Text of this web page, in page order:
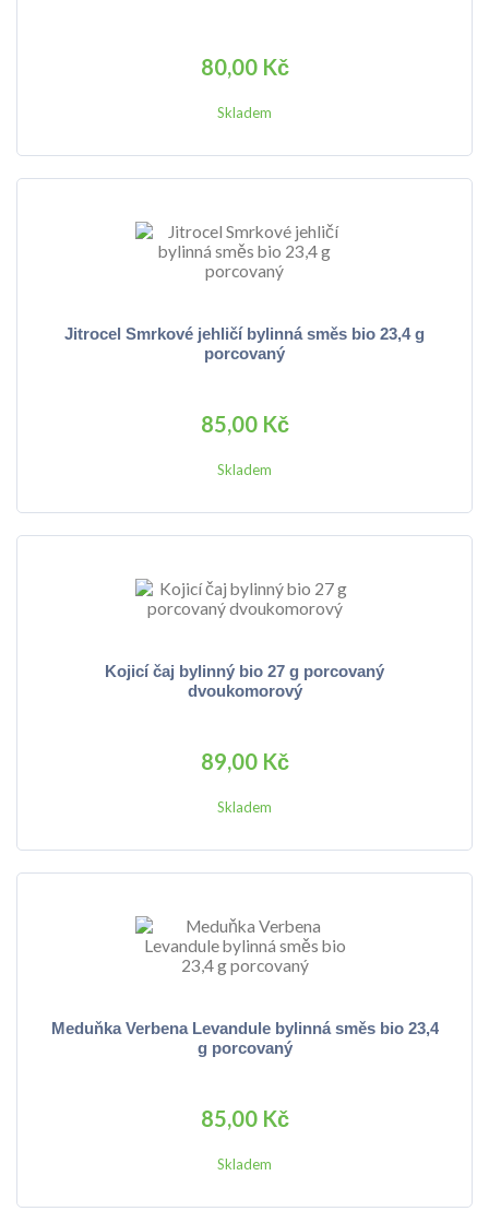
80,00 Kč
Skladem
Jitrocel Smrkové jehličí bylinná směs bio 23,4 g
porcovaný
85,00 Kč
Skladem
Kojicí čaj bylinný bio 27 g porcovaný
dvoukomorový
89,00 Kč
Skladem
Meduňka Verbena Levandule bylinná směs bio 23,4
g porcovaný
85,00 Kč
Skladem